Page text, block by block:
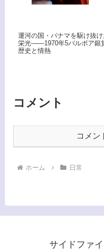
運河の国・パナマを駆け抜
栄光――1970年5バルボア銀
歴史と情熱
コメント
コメン
ホーム 日常
サイドファ